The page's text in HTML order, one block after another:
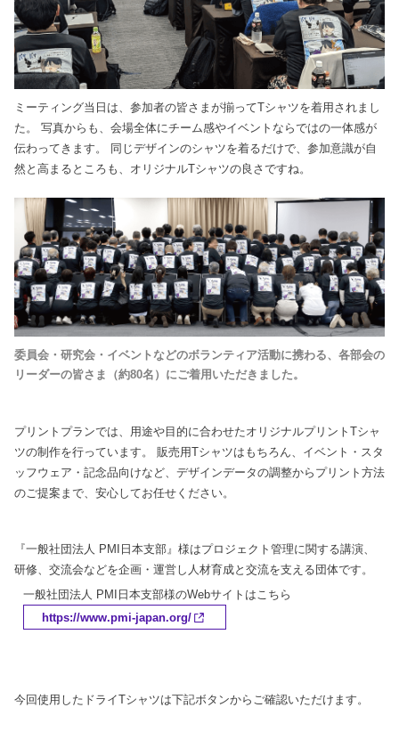
ミーティング当日は、参加者の皆さまが揃ってTシャツを着用されまし
た。
写真からも、会場全体にチーム感やイベントならではの一体感が
伝わってきます。
同じデザインのシャツを着るだけで、参加意識が自
然と高まるところも、オリジナルTシャツの良さですね。
委員会・研究会・イベントなどのボランティア活動に携わる、各部会の
リーダーの皆さま
（約80名） にご着用いただきました。
プリントプランでは、用途や目的に合わせたオリジナルプリントTシャ
ツの制作を行っています。
販売用Tシャツはもちろん、イベント・スタ
ッフウェア・記念品向けなど、デザインデータの調整からプリント方法
のご提案まで、安心してお任せください。
『一般社団法人 PMI日本支部』 様はプロジェクト管理に関する講演、
研修、交流会などを企画・運営し人材育成と交流を支える団体です。
一般社団法人 PMI日本支部様のWebサイトはこちら
https://www.pmi-japan.org/
今回使用したドライTシャツは下記ボタンからご確認いただけます。